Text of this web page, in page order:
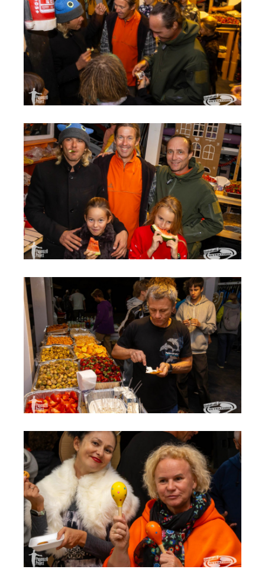
Ветратория.Вьетнам
Ветратория Россия
Ветратория.Египет
Цены
Обучение виндсерфингу
Прокат оборудования
Прокат Винг Фоил
Продажа оборудования
Система скидок
Обучение кайтсерфингу
Контакты